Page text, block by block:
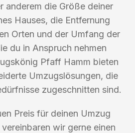
anderem die Größe deiner
Hauses, die Entfernung
Orten und der Umfang der
du in Anspruch nehmen
Pfaff Hamm bieten
Umzugslösungen, die
zugeschnitten sind.
Preis für deinen Umzug
wir gerne einen